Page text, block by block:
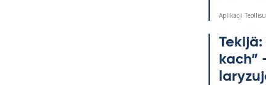
Aplikacji
Te­kijä: